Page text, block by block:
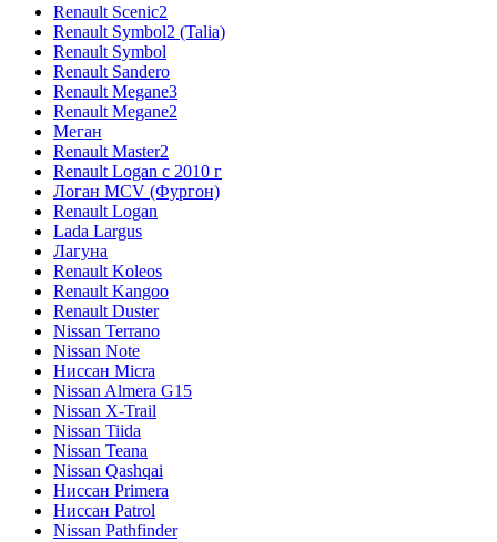
Renault Scenic2
Renault Symbol2 (Talia)
Renault Symbol
Renault Sandero
Renault Megane3
Renault Megane2
Меган
Renault Master2
Renault Logan c 2010 г
Логан МСV (Фургон)
Renault Logan
Lada Largus
Лагуна
Renault Koleos
Renault Kangoo
Renault Duster
Nissan Terrano
Nissan Note
Ниссан Micra
Nissan Almera G15
Nissan X-Trail
Nissan Tiida
Nissan Teana
Nissan Qashqai
Ниссан Primera
Ниссан Patrol
Nissan Pathfinder